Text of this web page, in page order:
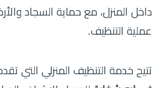
داخل المنزل، مع حماية السجاد
عملية التنظيف.
تتيح خدمة التنظيف المنزلي التي